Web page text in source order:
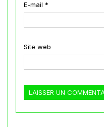
E-mail *
Site web